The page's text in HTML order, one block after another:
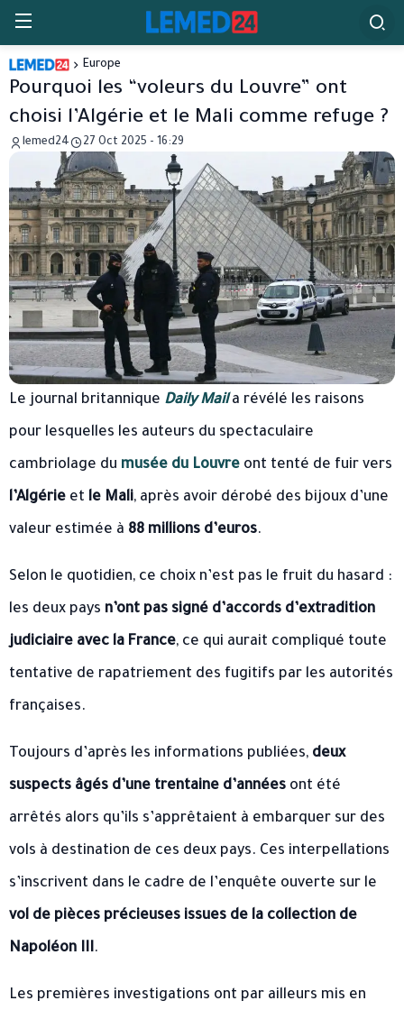
Europe
Pourquoi les “voleurs du Louvre” ont
choisi l’Algérie et le Mali comme refuge ?
lemed24 27 Oct 2025 - 16:29
Le journal britannique Daily Maila révélé les raisons
pour lesquelles les auteurs du spectaculaire
cambriolage du musée du Louvre ont tenté de fuir vers
l’Algérie et le Mali, après avoir dérobé des bijoux d’une
valeur estimée à 88 millions d’euros.
Selon le quotidien, ce choix n’est pas le fruit du hasard :
les deux pays n’ont pas signé d’accords d’extradition
judiciaire avec la France, ce qui aurait compliqué toute
tentative de rapatriement des fugitifs par les autorités
françaises.
Toujours d’après les informations publiées, deux
suspects âgés d’une trentaine d’années ont été
arrêtés alors qu’ils s’apprêtaient à embarquer sur des
vols à destination de ces deux pays. Ces interpellations
s’inscrivent dans le cadre de l’enquête ouverte sur le
vol de pièces précieuses issues de la collection de
Napoléon III.
Les premières investigations ont par ailleurs mis en